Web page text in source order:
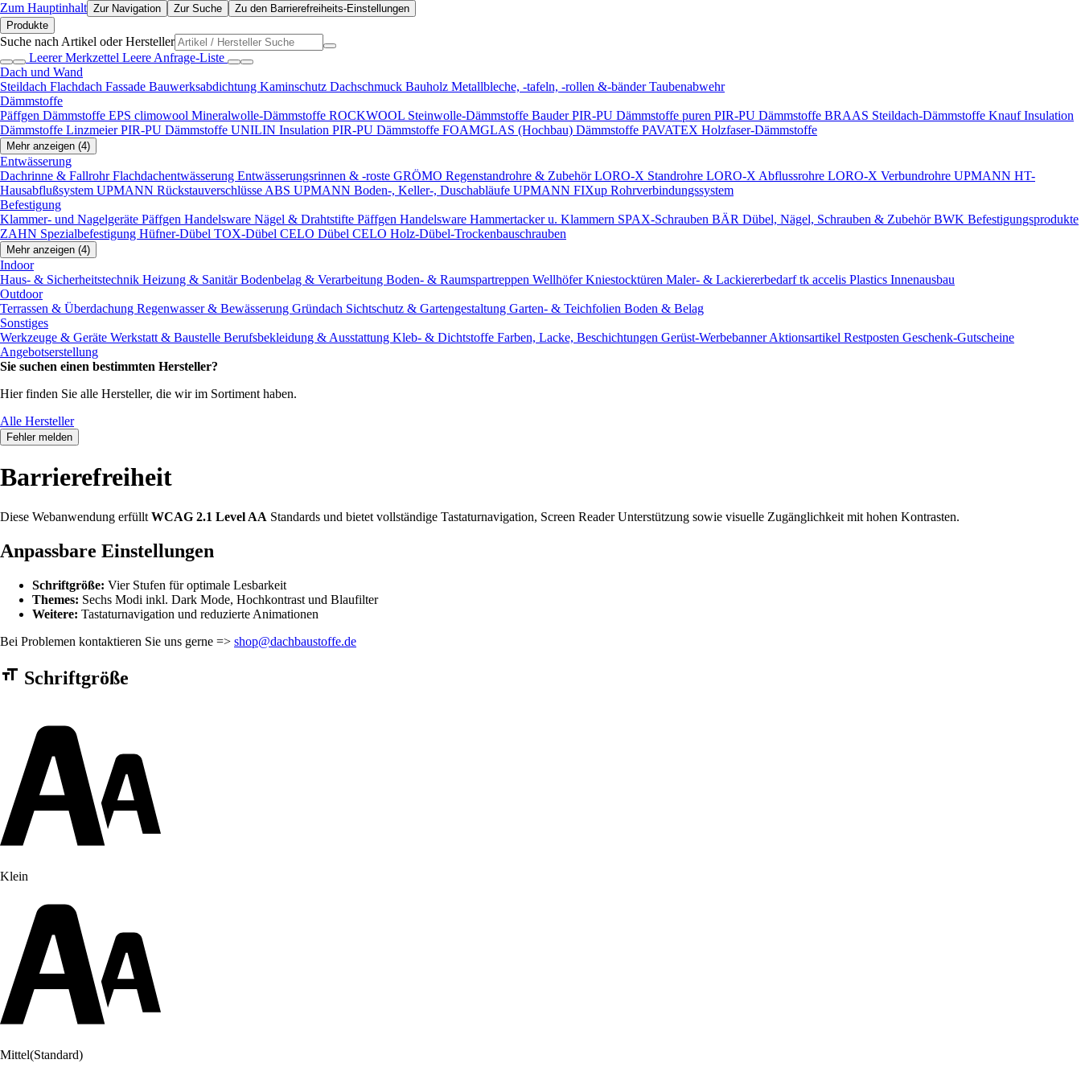
Zum Hauptinhalt Zur Navigation Zur Suche
Zu den Barrierefreiheits-Einstellungen
Produkte
Suche nach Artikel oder Hersteller
Leerer Merkzettel Leere Anfrage-Liste
Dach und Wand
Steildach Flachdach Fassade Bauwerksabdichtung Kaminschutz Dachschmuck Bauholz Metallbleche, -tafeln, -rollen &-bänderTaubenabwehr
Dämmstoffe
Päffgen Dämmstoffe EPS climowool Mineralwolle-Dämmstoffe ROCKWOOL Steinwolle-Dämmstoffe Bauder PIR-PU Dämmstoffe puren PIR-PU Dämmstoffe BRAAS Steildach-Dämmstoffe Knauf Insulation
Dämmstoffe Linzmeier PIR-PU Dämmstoffe UNILIN Insulation PIR-PU Dämmstoffe FOAMGLAS (Hochbau) Dämmstoffe PAVATEX Holzfaser-Dämmstoffe
Mehr anzeigen (4)
Entwässerung
Dachrinne & FallrohrFlachdachentwässerung Entwässerungsrinnen & -roste GRÖMO Regenstandrohre & ZubehörLORO-X Standrohre LORO-X Abflussrohre LORO-X Verbundrohre UPMANN HT-
Hausabflußsystem UPMANN Rückstauverschlüsse ABS UPMANN Boden-, Keller-, Duschabläufe UPMANN FIXup Rohrverbindungssystem
Befestigung
Klammer- und Nagelgeräte Päffgen Handelsware Nägel & Drahtstifte Päffgen Handelsware Hammertacker u. Klammern SPAX-Schrauben BÄR Dübel, Nägel, Schrauben & ZubehörBWK Befestigungsprodukte
ZAHN Spezialbefestigung Hüfner-Dübel TOX-Dübel CELO Dübel CELO Holz-Dübel-Trockenbauschrauben
Mehr anzeigen (4)
Indoor
Haus- & Sicherheitstechnik Heizung & SanitärBodenbelag & Verarbeitung Boden- & Raumspartreppen Wellhöfer Kniestocktüren Maler- & Lackiererbedarftk accelis Plastics Innenausbau
Outdoor
Terrassen & Überdachung Regenwasser & Bewässerung Gründach Sichtschutz & Gartengestaltung Garten- & Teichfolien Boden & Belag
Sonstiges
Werkzeuge & Geräte Werkstatt & Baustelle Berufsbekleidung & Ausstattung Kleb- & Dichtstoffe Farben, Lacke, Beschichtungen Gerüst-WerbebannerAktionsartikel Restposten Geschenk-Gutscheine
Angebotserstellung
Sie suchen einen bestimmten Hersteller?
Hier finden Sie alle Hersteller, die wir im Sortiment haben.
Alle Hersteller
Fehler melden
Barrierefreiheit
Diese Webanwendung erfüllt WCAG 2.1 Level AA Standards und bietet vollständige Tastaturnavigation, Screen Reader Unterstützung sowie visuelle Zugänglichkeit mit hohen Kontrasten.
Anpassbare Einstellungen
Schriftgröße: Vier Stufen für optimale Lesbarkeit
Themes: Sechs Modi inkl. Dark Mode, Hochkontrast und Blaufilter
Weitere: Tastaturnavigation und reduzierte Animationen
Bei Problemen kontaktieren Sie uns gerne => shop@dachbaustoffe.de
Barrierefreiheit Einstellungen Formular
Schriftgröße
Klein
Mittel(Standard)